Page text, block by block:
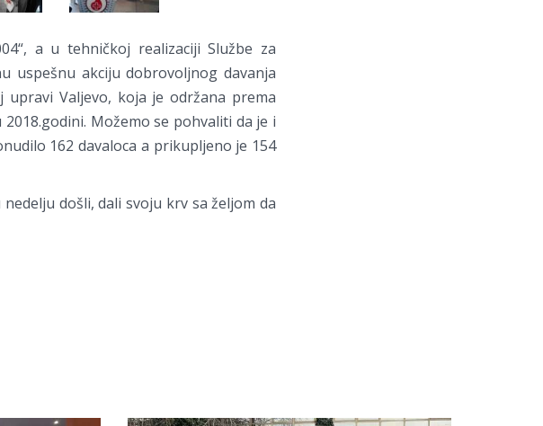
a u tehničkoj realizaciji Službe za
uspešnu akciju dobrovoljnog davanja
upravi Valjevo, koja je održana prema
Možemo se pohvaliti da je i
162 davaloca a prikupljeno je 154
došli, dali svoju krv sa željom da